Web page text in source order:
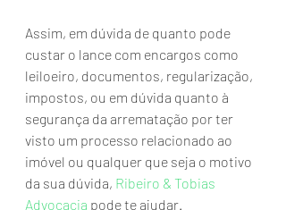
Assim, em dúvida de quanto pode
custar o lance com encargos como
leiloeiro, documentos, regularização,
impostos, ou em dúvida quanto à
segurança da arrematação por ter
visto um processo relacionado ao
imóvel ou qualquer que seja o motivo
da sua dúvida, Ribeiro & Tobias
Advocacia pode te ajudar.